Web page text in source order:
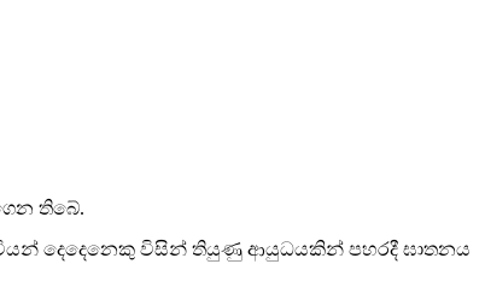
තිබේ.
දෙදෙනෙකු විසින් තියුණු ආයුධයකින් පහරදී ඝාතනය